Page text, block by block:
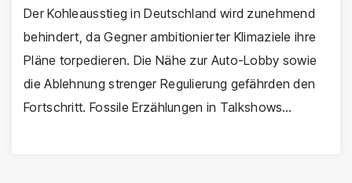
Der Kohleausstieg in Deutschland wird zunehmend
behindert, da Gegner ambitionierter Klimaziele ihre
Pläne torpedieren. Die Nähe zur Auto-Lobby sowie
die Ablehnung strenger Regulierung gefährden den
Fortschritt. Fossile Erzählungen in Talkshows…